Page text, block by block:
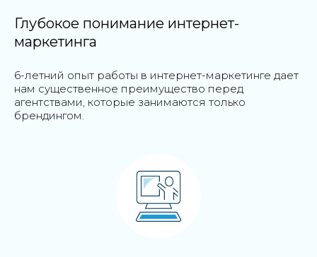
Глубокое понимание интернет-
маркетинга
6-летний опыт работы в интернет-маркетинге дает
нам существенное преимущество перед
агентствами, которые занимаются только
брендингом.